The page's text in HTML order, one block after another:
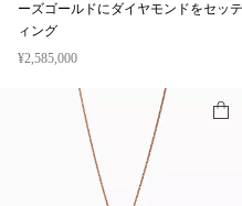
ーズゴールドにダイヤモンドをセッテ
ィング
¥2,585,000